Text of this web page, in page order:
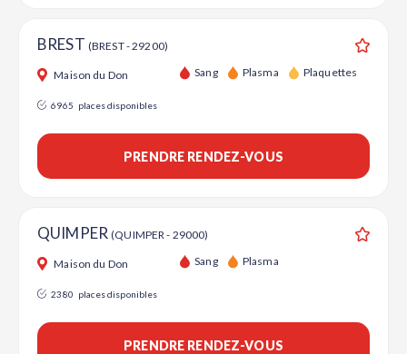
BREST (BREST - 29200)
Maison du Don Sang Plasma Plaquettes
6965 places disponibles
PRENDRE RENDEZ-VOUS
QUIMPER(QUIMPER - 29000)
Maison du Don Sang Plasma
2380 places disponibles
PRENDRE RENDEZ-VOUS